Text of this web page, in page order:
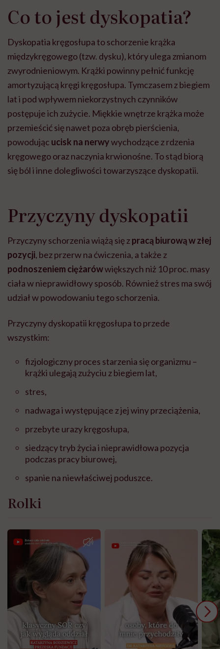
Co to jest dyskopatia?
Dyskopatia kręgosłupa to schorzenie krążka
międzykręgowego (tzw. dysku), który ulega zmianom
zwyrodnieniowym. Krążki powinny pełnić funkcję
amortyzującą kręgi kręgosłupa. Tymczasem z biegiem
lat i pod wpływem niekorzystnych czynników
postępuje ich zużycie. Miękkie wnętrze krążka może
przemieścić się nawet poza obręb pierścienia,
powodując ucisk na nerwywychodzące z rdzenia
kręgowego oraz naczynia krwionośne. To stąd biorą
się ból i inne dolegliwości towarzyszące dyskopatii.
Przyczyny dyskopatii
Przyczyny schorzenia wiążą się zpracą biurową w złej
pozycji, bez przerw na ćwiczenia, a także z
podnoszeniem ciężarówwiększych niż 10 proc. masy
ciała w nieprawidłowy sposób. Również stres ma swój
udział w powodowaniu tego schorzenia.
Przyczyny dyskopatii kręgosłupa to przede
wszystkim:
fizjologiczny proces starzenia się organizmu –
krążki ulegają zużyciu z biegiem lat,
stres,
nadwaga i występujące z jej winy przeciążenia,
przebyte urazy kręgosłupa,
siedzący tryb życia i nieprawidłowa pozycja
podczas pracy biurowej,
spanie na niewłaściwej poduszce.
Rolki